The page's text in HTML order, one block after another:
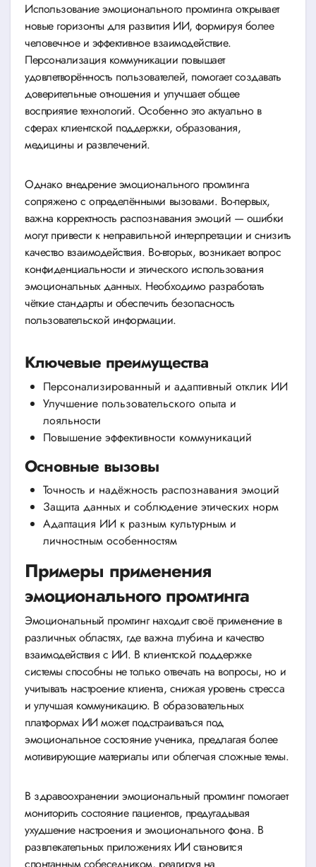
Использование эмоционального промтинга открывает
новые горизонты для развития ИИ, формируя более
человечное и эффективное взаимодействие.
Персонализация коммуникации повышает
удовлетворённость пользователей, помогает создавать
доверительные отношения и улучшает общее
восприятие технологий. Особенно это актуально в
сферах клиентской поддержки, образования,
медицины и развлечений.
Однако внедрение эмоционального промтинга
сопряжено с определёнными вызовами. Во-первых,
важна корректность распознавания эмоций — ошибки
могут привести к неправильной интерпретации и снизить
качество взаимодействия. Во-вторых, возникает вопрос
конфиденциальности и этического использования
эмоциональных данных. Необходимо разработать
чёткие стандарты и обеспечить безопасность
пользовательской информации.
Ключевые преимущества
Персонализированный и адаптивный отклик ИИ
Улучшение пользовательского опыта и
лояльности
Повышение эффективности коммуникаций
Основные вызовы
Точность и надёжность распознавания эмоций
Защита данных и соблюдение этических норм
Адаптация ИИ к разным культурным и
личностным особенностям
Примеры применения
эмоционального промтинга
Эмоциональный промтинг находит своё применение в
различных областях, где важна глубина и качество
взаимодействия с ИИ. В клиентской поддержке
системы способны не только отвечать на вопросы, но и
учитывать настроение клиента, снижая уровень стресса
и улучшая коммуникацию. В образовательных
платформах ИИ может подстраиваться под
эмоциональное состояние ученика, предлагая более
мотивирующие материалы или облегчая сложные темы.
В здравоохранении эмоциональный промтинг помогает
мониторить состояние пациентов, предугадывая
ухудшение настроения и эмоционального фона. В
развлекательных приложениях ИИ становится